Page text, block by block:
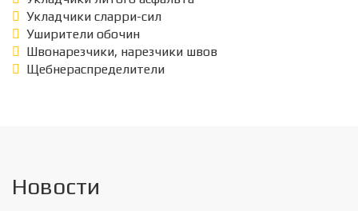
Укладчики сларри-сил
Уширители обочин
Швонарезчики, нарезчики швов
Щебнераспределители
Новости